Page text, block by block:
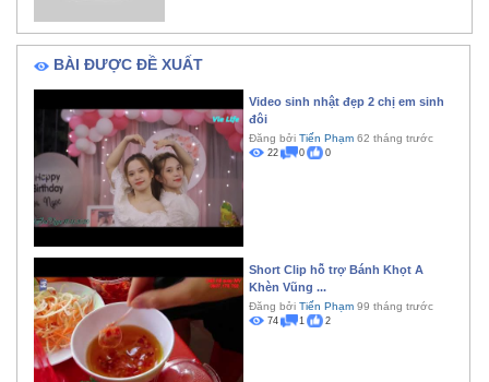
BÀI ĐƯỢC ĐỀ XUẤT
Video sinh nhật đẹp 2 chị em sinh
đôi
Đăng bởi Tiến Phạm 62 tháng trước
22 0 0
Short Clip hỗ trợ Bánh Khọt A
Khèn Vũng ...
Đăng bởi Tiến Phạm 99 tháng trước
74 1 2